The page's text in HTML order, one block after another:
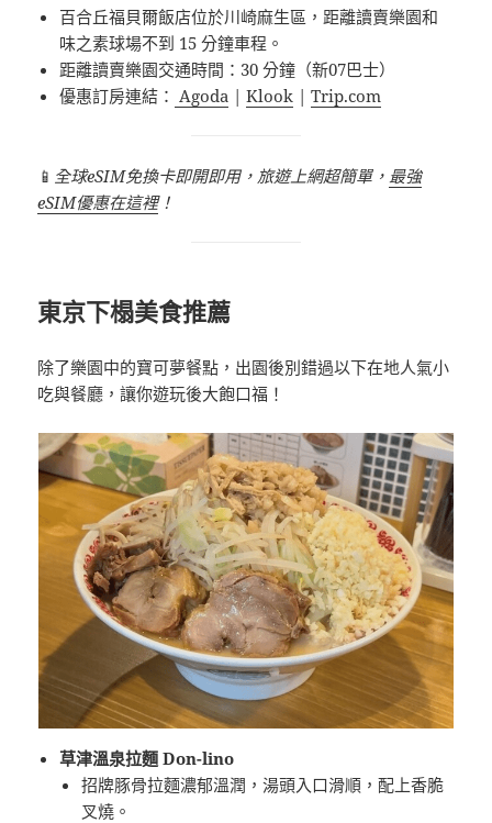
百合丘福貝爾飯店位於川崎麻生區，距離讀賣樂園和
味之素球場不到 15 分鐘車程。
距離讀賣樂園交通時間：30 分鐘（新07巴士）
優惠訂房連結： Agoda |Klook |Trip.com
📱 全球eSIM免換卡即開即用，旅遊上網超簡單，最強
eSIM優惠在這裡！
東京下榻美食推薦
除了樂園中的寶可夢餐點，出園後別錯過以下在地人氣小
吃與餐廳，讓你遊玩後大飽口福！
草津溫泉拉麵 Don-lino
招牌豚骨拉麵濃郁溫潤，湯頭入口滑順，配上香脆
叉燒。